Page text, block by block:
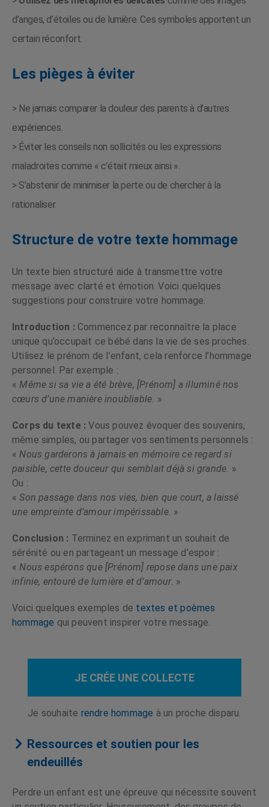
d’anges, d’étoiles ou de lumière. Ces symboles apportent un
certain réconfort.
Les pièges à éviter
> Ne jamais comparer la douleur des parents à d’autres
expériences.
> Éviter les conseils non sollicités ou les expressions
maladroites comme « c’était mieux ainsi ».
> S’abstenir de minimiser la perte ou de chercher à la
rationaliser.
Structure de votre texte hommage
Un texte bien structuré aide à transmettre votre
message avec clarté et émotion. Voici quelques
suggestions pour construire votre hommage.
Introduction : Commencez par reconnaître la place
unique qu’occupait ce bébé dans la vie de ses proches.
Utilisez le prénom de l’enfant, cela renforce l’hommage
personnel. Par exemple :
«Même si sa vie a été brève, [Prénom] a illuminé nos
cœurs d’une manière inoubliable. »
Corps du texte :Vous pouvez évoquer des souvenirs,
même simples, ou partager vos sentiments personnels :
«Nous garderons à jamais en mémoire ce regard si
paisible, cette douceur qui semblait déjà si grande. »
Ou :
« Son passage dans nos vies, bien que court, a laissé
une empreinte d’amour impérissable. »
Conclusion : Terminez en exprimant un souhait de
sérénité ou en partageant un message d’espoir :
«Nous espérons que [Prénom] repose dans une paix
infinie, entouré de lumière et d’amour. »
Voici quelques exemples de textes et poèmes
hommage qui peuvent inspirer votre message.
JE CRÉE UNE COLLECTE
Je souhaite rendre hommage à un proche disparu.
Ressources et soutien pour les
endeuillés
Perdre un enfant est une épreuve qui nécessite souvent